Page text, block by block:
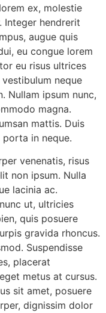
ex, molestie
Integer hendrerit
augue quis
eu congue lorem
eu risus ultrices
neque
Nullam ipsum nunc,
magna.
mattis. Duis
in neque.
venenatis, risus
non ipsum. Nulla
lacinia ac.
ut, ultricies
quis posuere
gravida rhoncus.
Suspendisse
placerat
metus at cursus.
sit amet, posuere
dignissim dolor